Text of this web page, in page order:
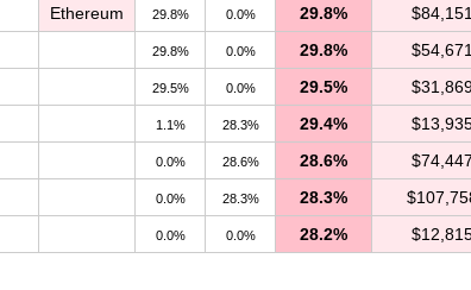
Ethereum 29.8% 0.0% 29.8% $84,151
29.8% 0.0% 29.8% $54,671
29.5% 0.0% 29.5%
1.1% 28.3% 29.4%
0.0% 28.6% 28.6% $74,447
0.0% 28.3% 28.3%
0.0% 0.0% 28.2%